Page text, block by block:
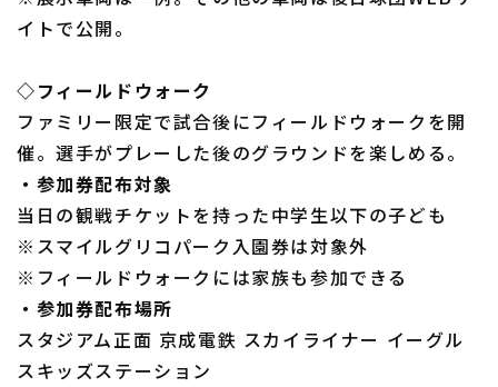
イトで公開。
◇フィールドウォーク
ファミリー限定で試合後にフィールドウォークを開
催。選手がプレーした後のグラウンドを楽しめる。
・参加券配布対象
当日の観戦チケットを持った中学生以下の子ども
※スマイルグリコパーク入園券は対象外
※フィールドウォークには家族も参加できる
・参加券配布場所
スタジアム正面 京成電鉄 スカイライナー イーグル
スキッズステーション